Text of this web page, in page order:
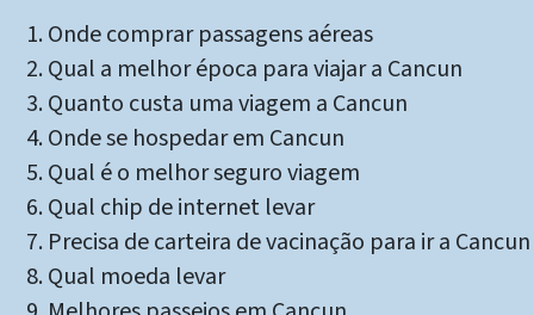
Onde comprar passagens aéreas
Qual a melhor época para viajar a Cancun
Quanto custa uma viagem a Cancun
Onde se hospedar em Cancun
Qual é o melhor seguro viagem
Qual chip de internet levar
Precisa de carteira de vacinação para ir a Cancun
Qual moeda levar